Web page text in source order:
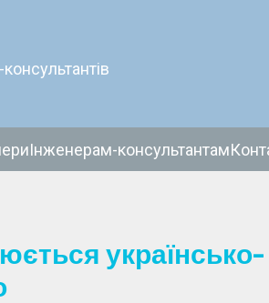
Інженерам-консультантам
українсько-